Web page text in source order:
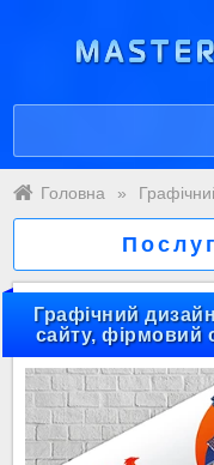
Головна »
Графічний
сайту, фірмовий